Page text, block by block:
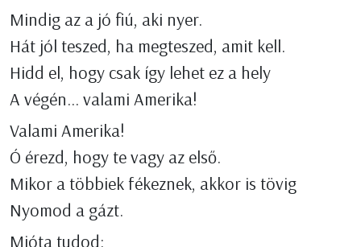
Mindig az a jó fiú, aki nyer.
Hát jól teszed, ha megteszed, amit kell.
Hidd el, hogy csak így lehet ez a hely
A végén... valami Amerika!
Valami Amerika!
Ó érezd, hogy te vagy az első.
Mikor a többiek fékeznek, akkor is tövig
Nyomod a gázt.
Mióta tudod: